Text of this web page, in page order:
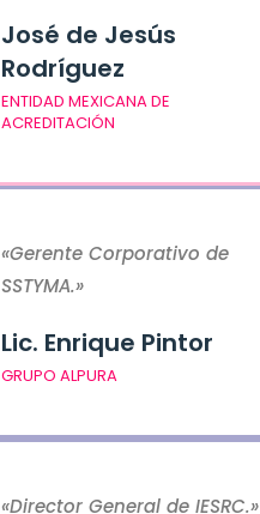
José de Jesús
Rodríguez
ENTIDAD MEXICANA DE
ACREDITACIÓN
«Gerente Corporativo de
SSTYMA.»
Lic. Enrique Pintor
GRUPO ALPURA
«Director General de IESRC.»